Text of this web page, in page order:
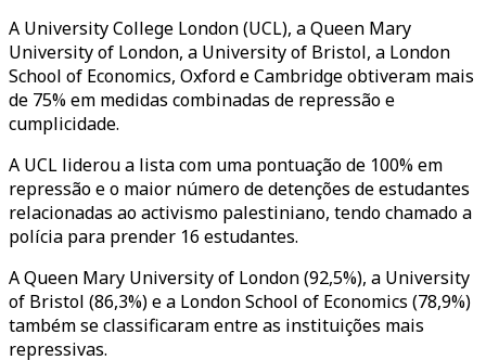
A University College London (UCL), a Queen Mary
University of London, a University of Bristol, a London
School of Economics, Oxford e Cambridge obtiveram mais
de 75% em medidas combinadas de repressão e
cumplicidade.
A UCL liderou a lista com uma pontuação de 100% em
repressão e o maior número de detenções de estudantes
relacionadas ao activismo palestiniano, tendo chamado a
polícia para prender 16 estudantes.
A Queen Mary University of London (92,5%), a University
of Bristol (86,3%) e a London School of Economics (78,9%)
também se classificaram entre as instituições mais
repressivas.